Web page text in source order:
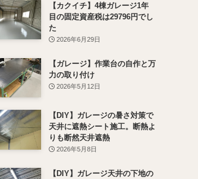
【カクイチ】4棟ガレージ1年
目の固定資産税は29796円でし
た
2026年6月29日
【ガレージ】作業台の自作と万
力の取り付け
2026年5月12日
【DIY】ガレージの暑さ対策で
天井に遮熱シート施工。断熱よ
りも断然天井遮熱
2026年5月8日
【DIY】ガレージ天井の下地の